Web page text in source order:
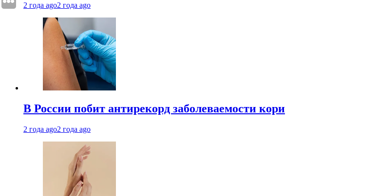
2 года ago2 года ago
В России побит антирекорд заболеваемости кори
2 года ago2 года ago